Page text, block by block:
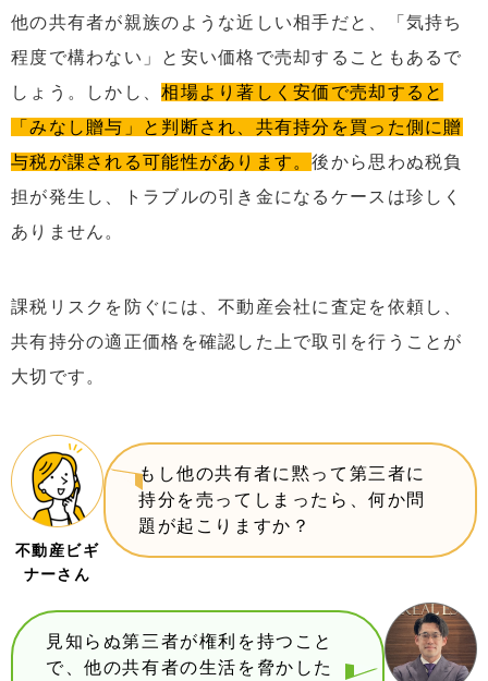
他の共有者が親族のような近しい相手だと、「気持ち
程度で構わない」と安い価格で売却することもあるで
しょう。しかし、相場より著しく安価で売却すると
「みなし贈与」と判断され、共有持分を買った側に贈
与税が課される可能性があります。後から思わぬ税負
担が発生し、トラブルの引き金になるケースは珍しく
ありません。
課税リスクを防ぐには、不動産会社に査定を依頼し、
共有持分の適正価格を確認した上で取引を行うことが
大切です。
不動産ビギ
ナーさん
もし他の共有者に黙って第三者に
持分を売ってしまったら、何か問
題が起こりますか？
見知らぬ第三者が権利を持つこと
で、他の共有者の生活を脅かした